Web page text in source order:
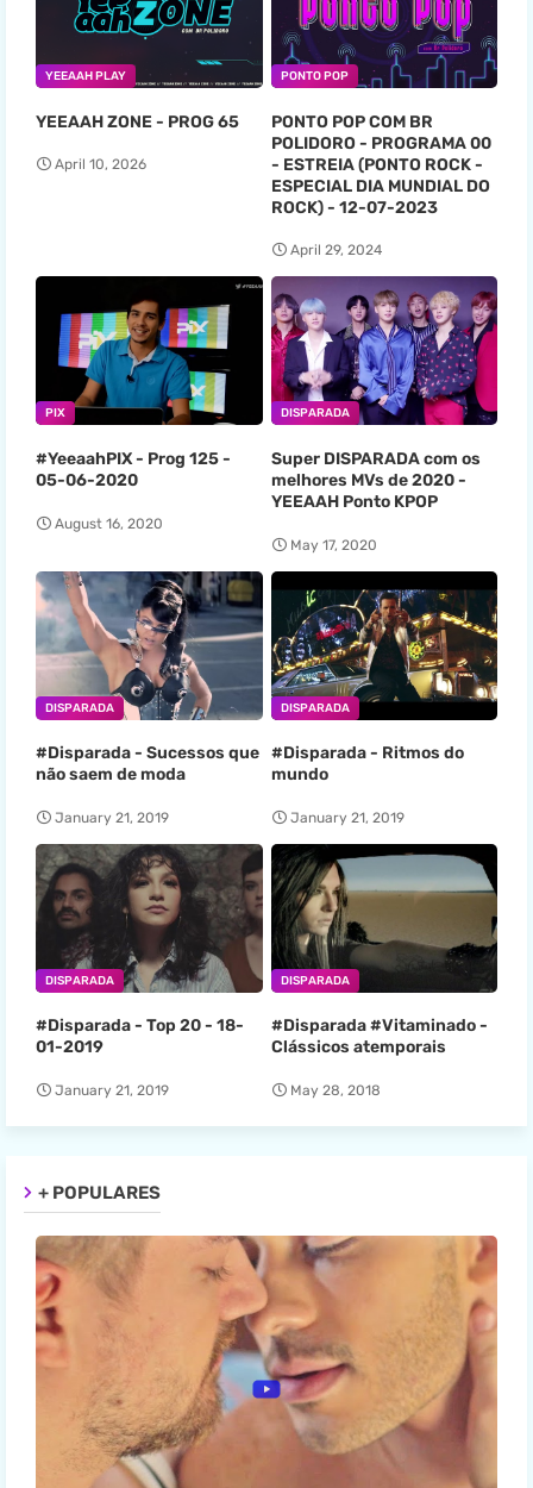
YEEAAH PLAY
YEEAAH ZONE - PROG 65
April 10, 2026
PONTO POP
PONTO POP COM BR
POLIDORO - PROGRAMA 00
- ESTREIA (PONTO ROCK -
ESPECIAL DIA MUNDIAL DO
ROCK) - 12-07-2023
April 29, 2024
PIX
#YeeaahPIX - Prog 125 -
05-06-2020
August 16, 2020
DISPARADA
Super DISPARADA com os
melhores MVs de 2020 -
YEEAAH Ponto KPOP
May 17, 2020
DISPARADA
#Disparada - Sucessos que
não saem de moda
January 21, 2019
DISPARADA
#Disparada - Ritmos do
mundo
January 21, 2019
DISPARADA
#Disparada - Top 20 - 18-
01-2019
January 21, 2019
DISPARADA
#Disparada #Vitaminado -
Clássicos atemporais
May 28, 2018
+ POPULARES